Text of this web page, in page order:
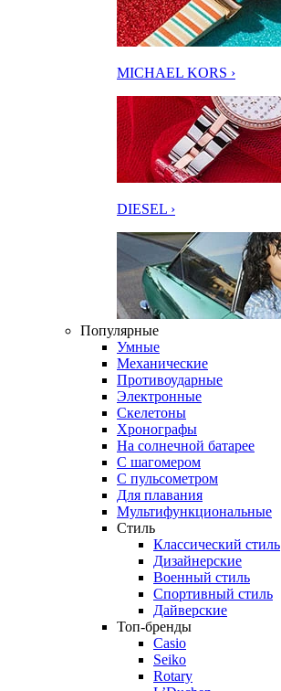
MICHAEL KORS ›
DIESEL ›
Популярные
Умные
Механические
Противоударные
Электронные
Скелетоны
Хронографы
На солнечной батарее
С шагомером
С пульсометром
Для плавания
Мультифункциональные
Стиль
Классический стиль
Дизайнерские
Военный стиль
Спортивный стиль
Дайверские
Топ-бренды
Casio
Seiko
Rotary